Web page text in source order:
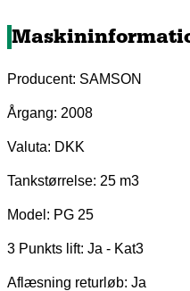
Producent: SAMSON
Årgang: 2008
Valuta: DKK
Tankstørrelse: 25 m3
Model: PG 25
3 Punkts lift: Ja - Kat3
Aflæsning returløb: Ja